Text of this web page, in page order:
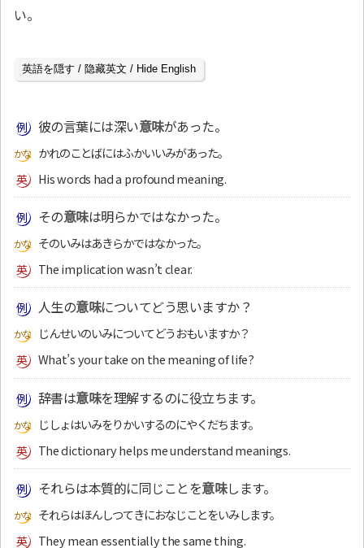
い。
英語を隠す / 隐藏英文 / Hide English
彼の言葉には深い意味があった。
かれのことばにはふかいいみがあった。
His words had a profound meaning.
その意味は明らかではなかった。
そのいみはあきらかではなかった。
The implication wasn’t clear.
人生の意味についてどう思いますか？
じんせいのいみについてどうおもいますか？
What’s your take on the meaning of life?
辞書は意味を理解するのに役立ちます。
じしょはいみをりかいするのにやくだちます。
The dictionary helps me understand meanings.
それらは本質的に同じことを意味します。
それらはほんしつてきにおなじことをいみします。
They mean essentially the same thing.